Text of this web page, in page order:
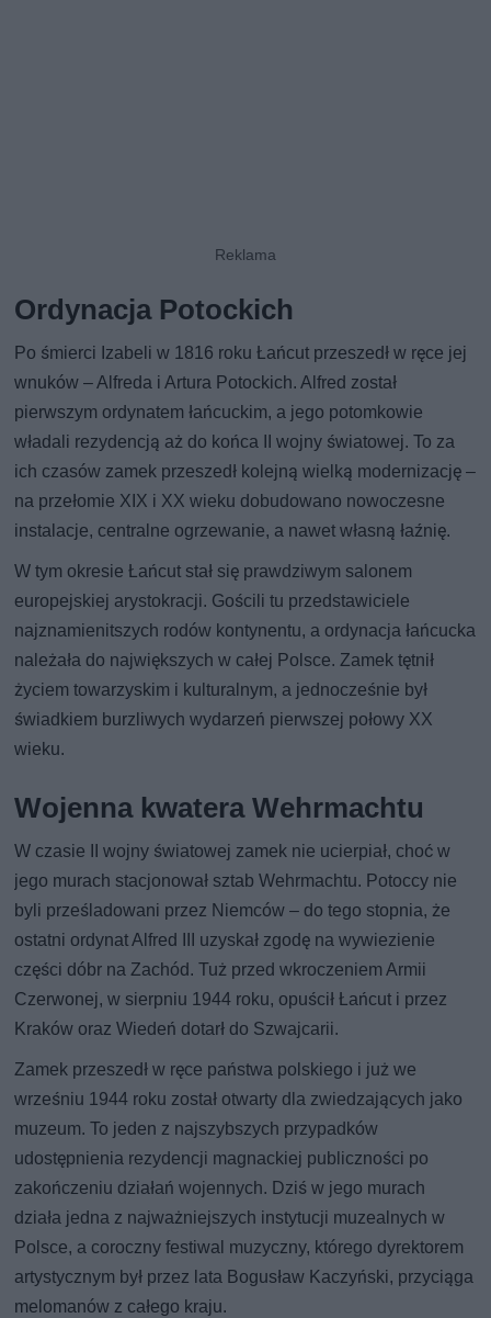
Ordynacja Potockich
Po śmierci Izabeli w 1816 roku Łańcut przeszedł w ręce jej
wnuków – Alfreda i Artura Potockich. Alfred został
pierwszym ordynatem łańcuckim, a jego potomkowie
władali rezydencją aż do końca II wojny światowej. To za
ich czasów zamek przeszedł kolejną wielką modernizację –
na przełomie XIX i XX wieku dobudowano nowoczesne
instalacje, centralne ogrzewanie, a nawet własną łaźnię.
W tym okresie Łańcut stał się prawdziwym salonem
europejskiej arystokracji. Gościli tu przedstawiciele
najznamienitszych rodów kontynentu, a ordynacja łańcucka
należała do największych w całej Polsce. Zamek tętnił
życiem towarzyskim i kulturalnym, a jednocześnie był
świadkiem burzliwych wydarzeń pierwszej połowy XX
wieku.
Wojenna kwatera Wehrmachtu
W czasie II wojny światowej zamek nie ucierpiał, choć w
jego murach stacjonował sztab Wehrmachtu. Potoccy nie
byli prześladowani przez Niemców – do tego stopnia, że
ostatni ordynat Alfred III uzyskał zgodę na wywiezienie
części dóbr na Zachód. Tuż przed wkroczeniem Armii
Czerwonej, w sierpniu 1944 roku, opuścił Łańcut i przez
Kraków oraz Wiedeń dotarł do Szwajcarii.
Zamek przeszedł w ręce państwa polskiego i już we
wrześniu 1944 roku został otwarty dla zwiedzających jako
muzeum. To jeden z najszybszych przypadków
udostępnienia rezydencji magnackiej publiczności po
zakończeniu działań wojennych. Dziś w jego murach
działa jedna z najważniejszych instytucji muzealnych w
Polsce, a coroczny festiwal muzyczny, którego dyrektorem
artystycznym był przez lata Bogusław Kaczyński, przyciąga
melomanów z całego kraju.